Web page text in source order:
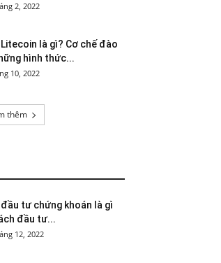
2, 2022
là gì? Cơ chế đào
hình thức...
10, 2022
thêm
tư chứng khoán là gì
đầu tư...
12, 2022